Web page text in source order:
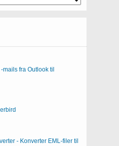
fra Outlook til
- Konverter EML-filer til